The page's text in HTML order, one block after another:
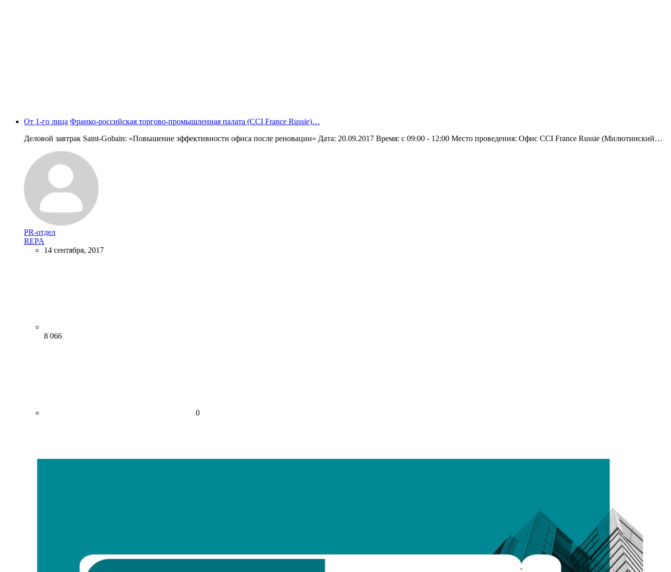
От 1-го лица Франко-российская торгово-промышленная палата (CCI France Russie)…
Деловой завтрак Saint-Gobain: «Повышение эффективности офиса после реновации» Дата: 20.09.2017 Время: с 09:00 - 12:00 Место проведения: Офис CCI France Russie (Милютинский…
PR-отдел
REPA
14 сентября, 2017
8 066
0